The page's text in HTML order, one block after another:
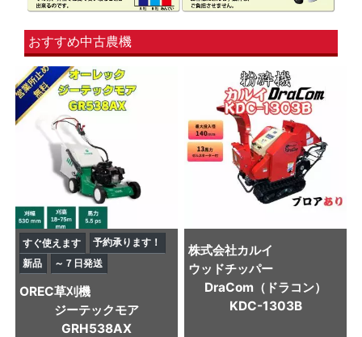
おすすめ中古農機
すぐ使えます
予約承ります！
新品
～７日発送
OREC草刈機
ジーテックモア
GRH538AX
株式会社カルイ
ウッドチッパー
DraCom（ドラコン）
KDC-1303B